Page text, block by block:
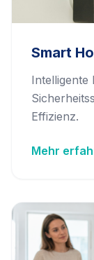
Smart
Intelligente
Effizienz.
Mehr